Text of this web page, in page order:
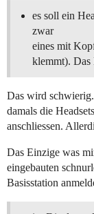
es soll ein
zwar
eines mit
klemmt). Das
Das wird
damals die
anschliessen.
Das Einzige was
eingebauten
Basisstation